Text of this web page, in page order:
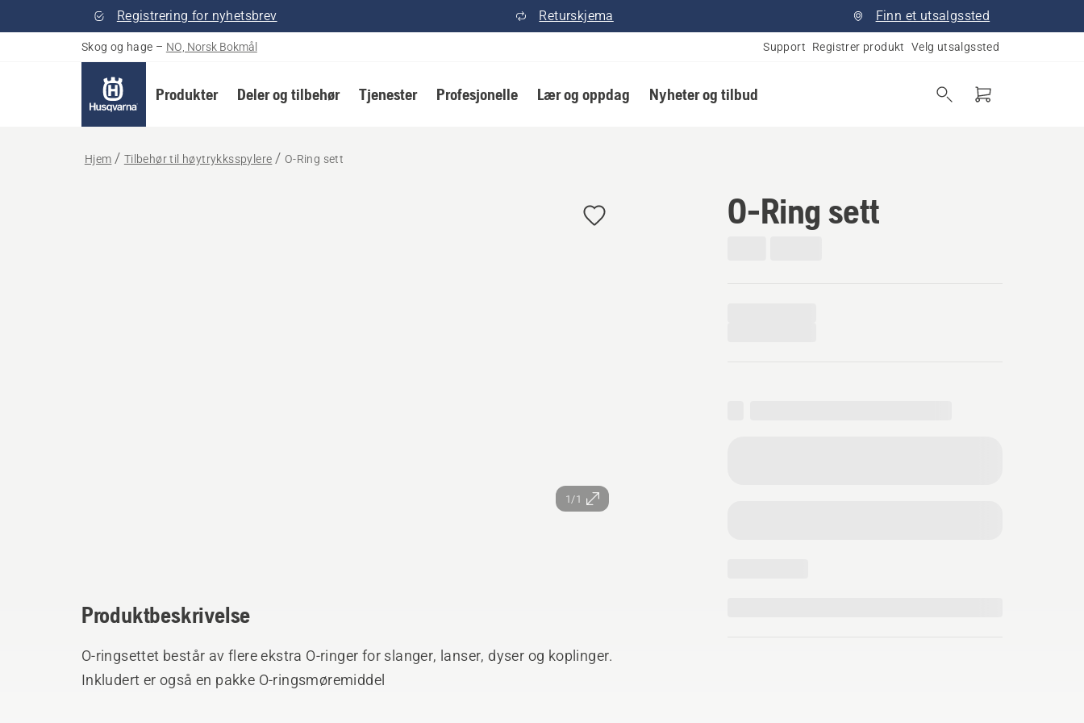
Registrering for nyhetsbrev Returskjema Finn et utsalgssted
Skog og hage – NO, Norsk Bokmål Support Registrer produkt Velg utsalgssted
Produkter Deler og tilbehør Tjenester Profesjonelle Lær og oppdag Nyheter og tilbud
Hjem Tilbehør til høytrykksspylere O-Ring sett
1/1
O-Ring sett
Produktbeskrivelse
O-ringsettet består av flere ekstra O-ringer for slanger, lanser, dyser og koplinger.
Inkludert er også en pakke O-ringsmøremiddel